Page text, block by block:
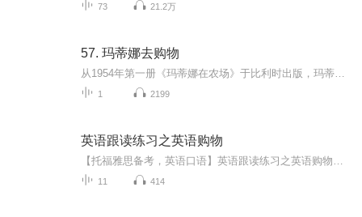
73 21.2万
57. 玛蒂娜去购物
1 2199
英语跟读练习之英语购物
11 414